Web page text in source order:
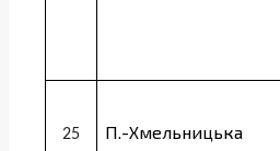
25
П.-Хмельницька